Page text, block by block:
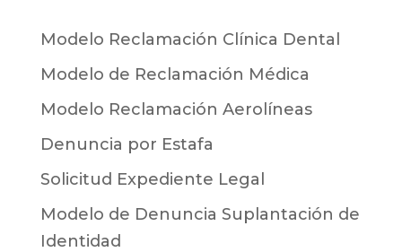
Modelo Reclamación Clínica Dental
Modelo de Reclamación Médica
Modelo Reclamación Aerolíneas
Denuncia por Estafa
Solicitud Expediente Legal
Modelo de Denuncia Suplantación de
Identidad